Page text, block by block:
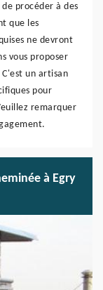
procéder à des
que les
ne devront
vous proposer
un artisan
pour
remarquer
à Egry